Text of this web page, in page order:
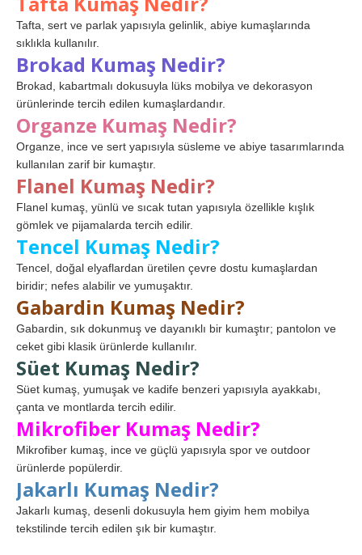
Tafta, sert ve parlak yapısıyla gelinlik, abiye kumaşlarında
sıklıkla kullanılır.
Brokad Kumaş Nedir?
Brokad, kabartmalı dokusuyla lüks mobilya ve dekorasyon
ürünlerinde tercih edilen kumaşlardandır.
Organze Kumaş Nedir?
Organze, ince ve sert yapısıyla süsleme ve abiye tasarımlarında
kullanılan zarif bir kumaştır.
Flanel Kumaş Nedir?
Flanel kumaş, yünlü ve sıcak tutan yapısıyla özellikle kışlık
gömlek ve pijamalarda tercih edilir.
Tencel Kumaş Nedir?
Tencel, doğal elyaflardan üretilen çevre dostu kumaşlardan
biridir; nefes alabilir ve yumuşaktır.
Gabardin Kumaş Nedir?
Gabardin, sık dokunmuş ve dayanıklı bir kumaştır; pantolon ve
ceket gibi klasik ürünlerde kullanılır.
Süet Kumaş Nedir?
Süet kumaş, yumuşak ve kadife benzeri yapısıyla ayakkabı,
çanta ve montlarda tercih edilir.
Mikrofiber Kumaş Nedir?
Mikrofiber kumaş, ince ve güçlü yapısıyla spor ve outdoor
ürünlerde popülerdir.
Jakarlı Kumaş Nedir?
Jakarlı kumaş, desenli dokusuyla hem giyim hem mobilya
tekstilinde tercih edilen şık bir kumaştır.